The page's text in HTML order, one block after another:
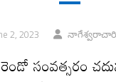
2, 2023 నాగేశ్వరాచారి
సంవత్సరం